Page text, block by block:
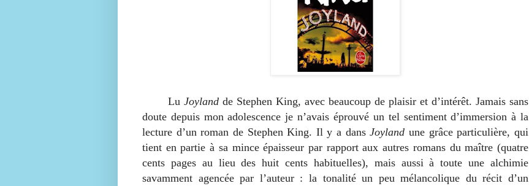
Lu Joyland de Stephen King, avec beaucoup de plaisir et d’intérêt. Jamais sans
doute depuis mon adolescence je n’avais éprouvé un tel sentiment d’immersion à la
lecture d’un roman de Stephen King. Il y a dansJoyland une grâce particulière, qui
tient en partie à sa mince épaisseur par rapport aux autres romans du maître (quatre
cents pages au lieu des huit cents habituelles), mais aussi à toute une alchimie
savamment agencée par l’auteur : la tonalité un peu mélancolique du récit d’un